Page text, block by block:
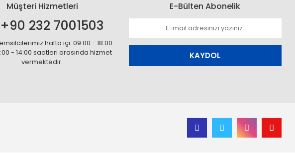
Müşteri Hizmetleri
+90 232 7001503
hafta içi: 09:00 - 18:00
- 14:00 saatleri arasında hizmet
vermektedir.
E-Bülten Abonelik
KAYDOL